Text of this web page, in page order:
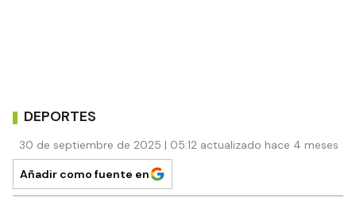
DEPORTES
30 de septiembre de 2025 | 05:12 actualizado hace 4 meses
Añadir como fuente en